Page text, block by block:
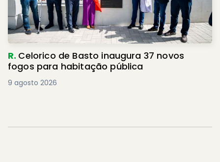
R. Celorico de Basto inaugura 37 novos
fogos para habitação pública
9 agosto 2026